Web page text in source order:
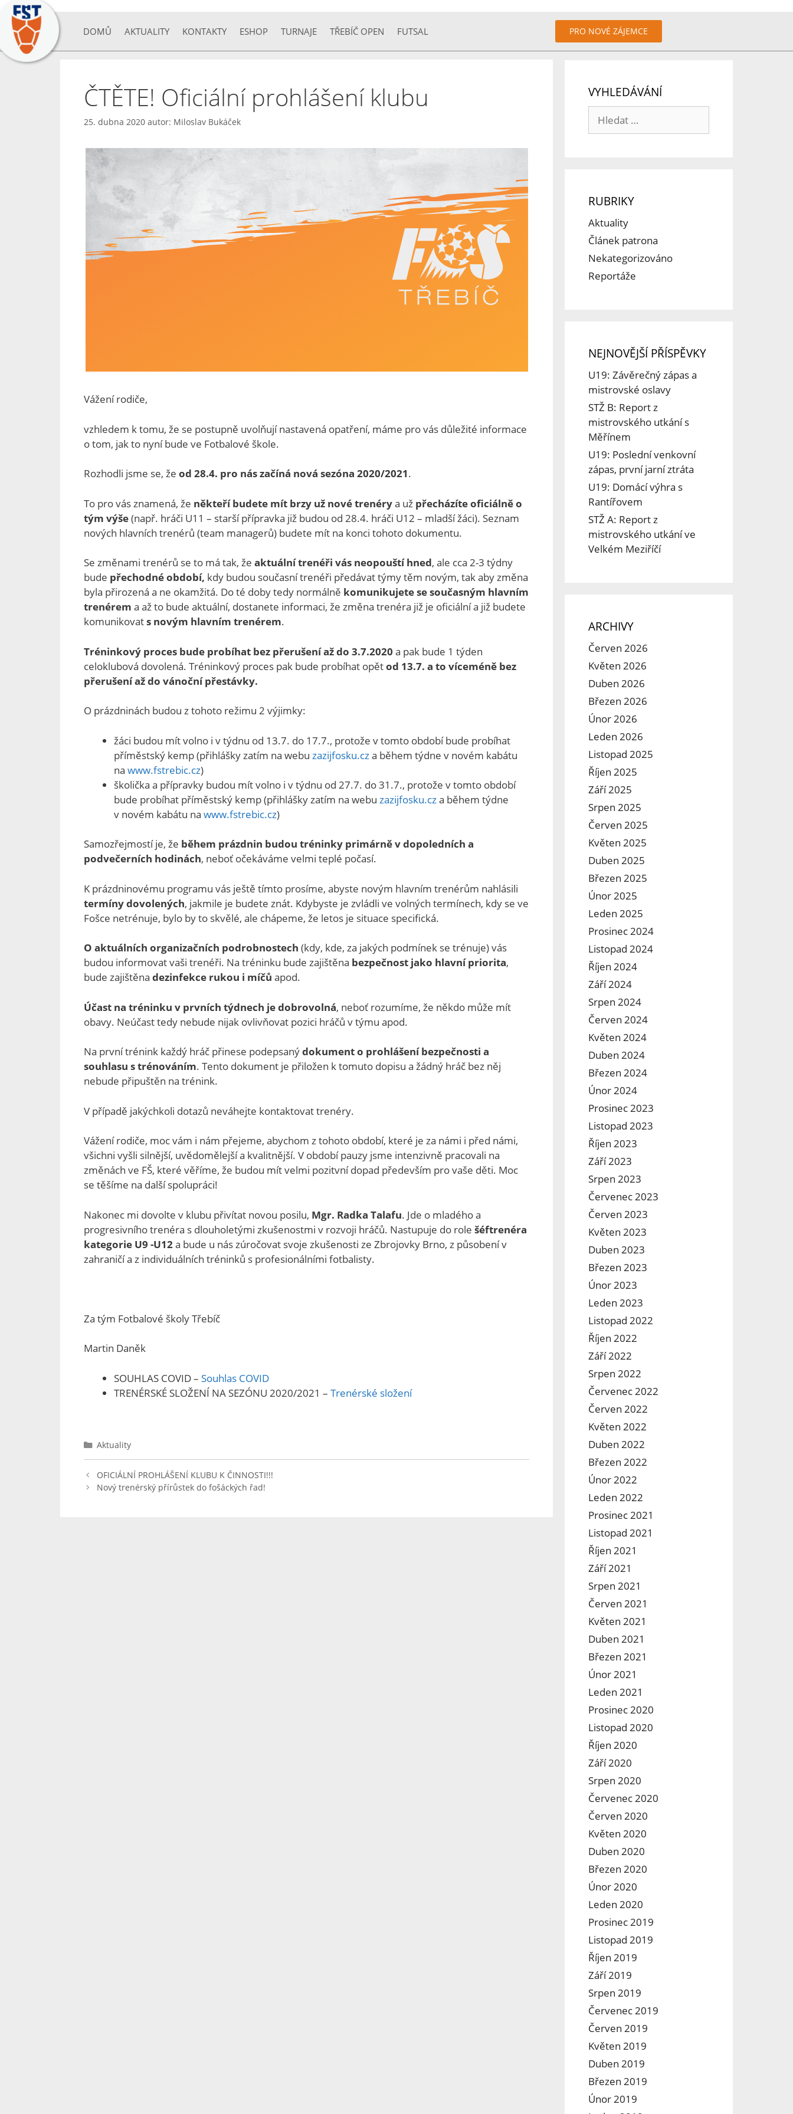
DOMŮ AKTUALITY KONTAKTY ESHOP TURNAJE TŘEBÍČ OPEN FUTSAL PRO NOVÉ ZÁJEMCE
ČTĚTE! Oficiální prohlášení klubu
25. dubna 2020 autor: Miloslav Bukáček
Vážení rodiče,
vzhledem k tomu, že se postupně uvolňují nastavená opatření, máme pro vás důležité informace
o tom, jak to nyní bude ve Fotbalové škole.
Rozhodli jsme se, že od 28.4. pro nás začíná nová sezóna 2020/2021.
To pro vás znamená, že někteří budete mít brzy už nové trenérya už přecházíte oficiálně o
tým výše(např. hráči U11 – starší přípravka již budou od 28.4. hráči U12 – mladší žáci). Seznam
nových hlavních trenérů (team managerů) budete mít na konci tohoto dokumentu.
Se změnami trenérů se to má tak, že aktuální trenéři vás neopouští hned, ale cca 2-3 týdny
bude přechodné období, kdy budou současní trenéři předávat týmy těm novým, tak aby změna
byla přirozená a ne okamžitá. Do té doby tedy normálně komunikujete se současným hlavním
trenérem a až to bude aktuální, dostanete informaci, že změna trenéra již je oficiální a již budete
komunikovats novým hlavním trenérem.
Tréninkový proces bude probíhat bez přerušení až do 3.7.2020 a pak bude 1 týden
celoklubová dovolená. Tréninkový proces pak bude probíhat opětod 13.7. a to víceméně bez
přerušení až do vánoční přestávky.
O prázdninách budou z tohoto režimu 2 výjimky:
žáci budou mít volno i v týdnu od 13.7. do 17.7., protože v tomto období bude probíhat
příměstský kemp (přihlášky zatím na webu zazijfosku.cza během týdne v novém kabátu
na www.fstrebic.cz)
školička a přípravky budou mít volno i v týdnu od 27.7. do 31.7., protože v tomto období
bude probíhat příměstský kemp (přihlášky zatím na webu zazijfosku.cza během týdne
v novém kabátu na www.fstrebic.cz)
Samozřejmostí je, že během prázdnin budou tréninky primárně v dopoledních a
podvečerních hodinách, neboť očekáváme velmi teplé počasí.
K prázdninovému programu vás ještě tímto prosíme, abyste novým hlavním trenérům nahlásili
termíny dovolených, jakmile je budete znát. Kdybyste je zvládli ve volných termínech, kdy se ve
Fošce netrénuje, bylo by to skvělé, ale chápeme, že letos je situace specifická.
O aktuálních organizačních podrobnostech (kdy, kde, za jakých podmínek se trénuje) vás
budou informovat vaši trenéři. Na tréninku bude zajištěna bezpečnost jako hlavní priorita,
bude zajištěna dezinfekce rukou i míčů apod.
Účast na tréninku v prvních týdnech je dobrovolná, neboť rozumíme, že někdo může mít
obavy. Neúčast tedy nebude nijak ovlivňovat pozici hráčů v týmu apod.
Na první trénink každý hráč přinese podepsanýdokument o prohlášení bezpečnosti a
souhlasu s trénováním. Tento dokument je přiložen k tomuto dopisu a žádný hráč bez něj
nebude připuštěn na trénink.
V případě jakýchkoli dotazů neváhejte kontaktovat trenéry.
Vážení rodiče, moc vám i nám přejeme, abychom z tohoto období, které je za námi i před námi,
všichni vyšli silnější, uvědomělejší a kvalitnější. V období pauzy jsme intenzivně pracovali na
změnách ve FŠ, které věříme, že budou mít velmi pozitvní dopad především pro vaše děti. Moc
se těšíme na další spolupráci!
Nakonec mi dovolte v klubu přivítat novou posilu, Mgr. Radka Talafu. Jde o mladého a
progresivního trenéra s dlouholetými zkušenostmi v rozvoji hráčů. Nastupuje do role šéftrenéra
kategorie U9 -U12a bude u nás zúročovat svoje zkušenosti ze Zbrojovky Brno, z působení v
zahraničí a z individuálních tréninků s profesionálními fotbalisty.
Za tým Fotbalové školy Třebíč
Martin Daněk
SOUHLAS COVID – Souhlas COVID
TRENÉRSKÉ SLOŽENÍ NA SEZÓNU 2020/2021 – Trenérské složení
Aktuality
OFICIÁLNÍ PROHLÁŠENÍ KLUBU K ČINNOSTI!!!
Nový trenérský přírůstek do fošáckých řad!
VYHLEDÁVÁNÍ
RUBRIKY
Aktuality
Článek patrona
Nekategorizováno
Reportáže
NEJNOVĚJŠÍ PŘÍSPĚVKY
U19: Závěrečný zápas a
mistrovské oslavy
STŽ B: Report z
mistrovského utkání s
Měřínem
U19: Poslední venkovní
zápas, první jarní ztráta
U19: Domácí výhra s
Rantířovem
STŽ A: Report z
mistrovského utkání ve
Velkém Meziříčí
ARCHIVY
Červen 2026
Květen 2026
Duben 2026
Březen 2026
Únor 2026
Leden 2026
Listopad 2025
Říjen 2025
Září 2025
Srpen 2025
Červen 2025
Květen 2025
Duben 2025
Březen 2025
Únor 2025
Leden 2025
Prosinec 2024
Listopad 2024
Říjen 2024
Září 2024
Srpen 2024
Červen 2024
Květen 2024
Duben 2024
Březen 2024
Únor 2024
Prosinec 2023
Listopad 2023
Říjen 2023
Září 2023
Srpen 2023
Červenec 2023
Červen 2023
Květen 2023
Duben 2023
Březen 2023
Únor 2023
Leden 2023
Listopad 2022
Říjen 2022
Září 2022
Srpen 2022
Červenec 2022
Červen 2022
Květen 2022
Duben 2022
Březen 2022
Únor 2022
Leden 2022
Prosinec 2021
Listopad 2021
Říjen 2021
Září 2021
Srpen 2021
Červen 2021
Květen 2021
Duben 2021
Březen 2021
Únor 2021
Leden 2021
Prosinec 2020
Listopad 2020
Říjen 2020
Září 2020
Srpen 2020
Červenec 2020
Červen 2020
Květen 2020
Duben 2020
Březen 2020
Únor 2020
Leden 2020
Prosinec 2019
Listopad 2019
Říjen 2019
Září 2019
Srpen 2019
Červenec 2019
Červen 2019
Květen 2019
Duben 2019
Březen 2019
Únor 2019